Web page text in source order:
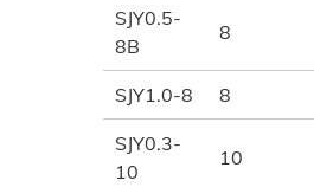
SJY0.5-
8B
8
SJY1.0-8 8
SJY0.3-
10
10